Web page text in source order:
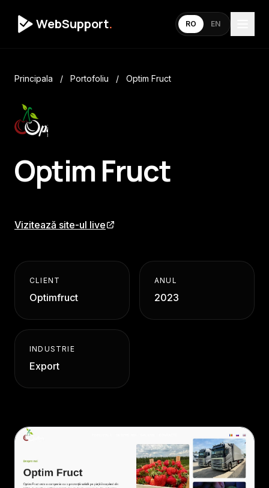
WebSupport. RO EN
Principala / Portofoliu / Optim Fruct
Optim Fruct
Vizitează site-ul live
CLIENT
Optimfruct
ANUL
2023
INDUSTRIE
Export